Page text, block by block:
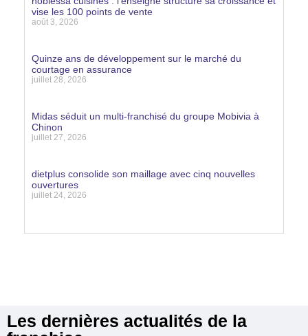
vise les 100 points de vente
août 3, 2026
Quinze ans de développement sur le marché du
courtage en assurance
juillet 28, 2026
Midas séduit un multi-franchisé du groupe Mobivia à
Chinon
juillet 27, 2026
dietplus consolide son maillage avec cinq nouvelles
ouvertures
juillet 24, 2026
Les dernières actualités de la